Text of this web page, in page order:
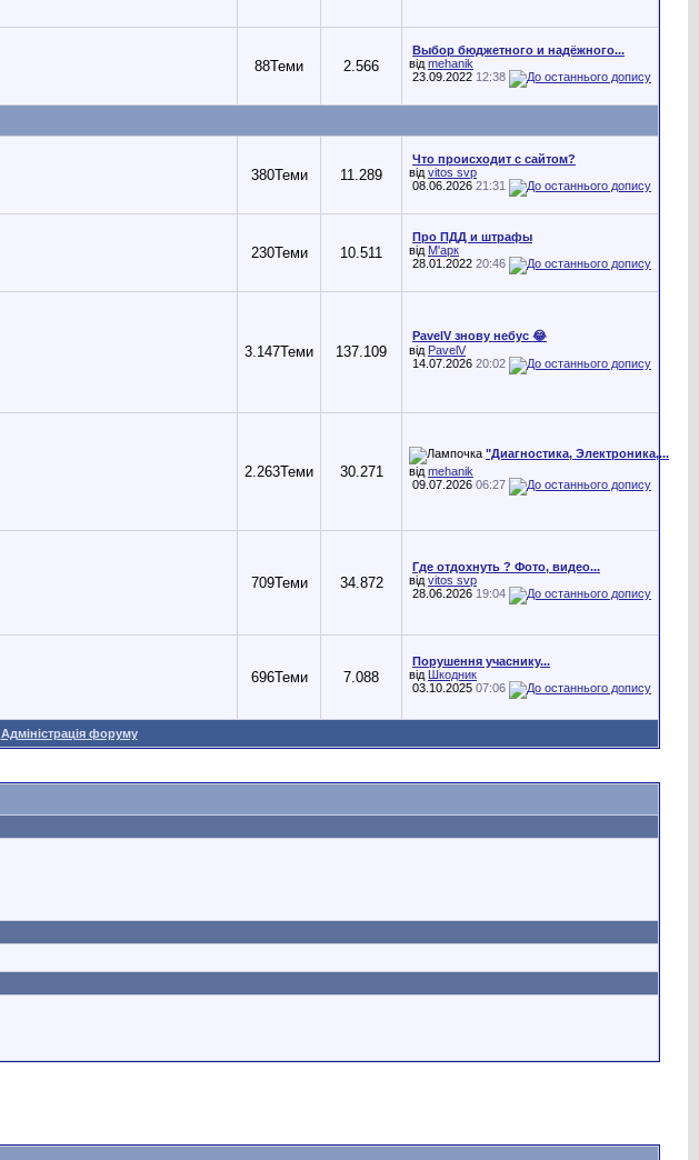
88Теми 2.566
Выбор бюджетного и надёжного...
від mehanik
23.09.2022 12:38
380Теми 11.289
Что происходит с сайтом?
від vitos svp
08.06.2026 21:31
230Теми 10.511
Про ПДД и штрафы
від М'арк
28.01.2022 20:46
3.147Теми 137.109
PavelV знову небус 😂
від PavelV
14.07.2026 20:02
2.263Теми 30.271
"Диагностика, Электроника,...
від mehanik
09.07.2026 06:27
709Теми 34.872
Где отдохнуть ? Фото, видео...
від vitos svp
28.06.2026 19:04
696Теми 7.088
Порушення учаснику...
від Шкодник
03.10.2025 07:06
Адміністрація форуму